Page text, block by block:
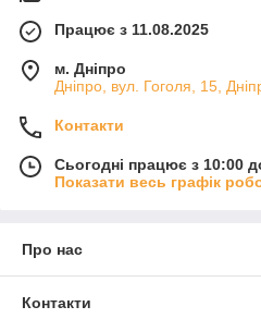
Працює з 11.08.2025
м. Дніпро
Дніпро, вул. Гоголя, 15,
Контакти
Сьогодні працює з 10:00
Показати весь графік
Про нас
Контакти